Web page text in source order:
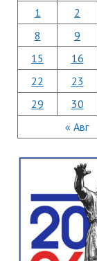
« Авг
1 2
8
9
15
16
22
23
29
30